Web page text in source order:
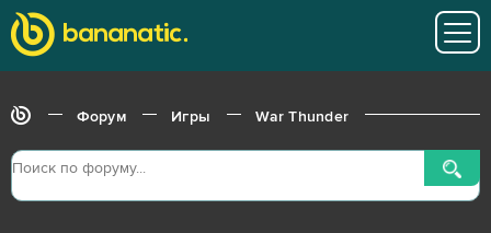
Форум Игры War Thunder